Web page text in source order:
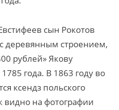
сын Рокотов
деревянным строением,
рублей» Якову
года. В 1863 году во
ксендз польского
видно на фотографии